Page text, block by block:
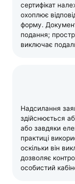
сертифікат
охоплює
форму.
подання;
виключає
Надсилання
здійснюється
або завдяки
практиці
оскільки він
дозволяє
особистий